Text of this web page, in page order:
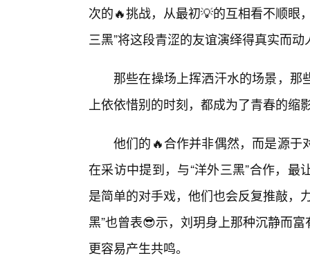
次的🔥挑战，从最初💡的互相看不顺眼
三黑”将这段青涩的友谊演绎得真实而动
那些在操场上挥洒汗水的场景，
上依依惜别的时刻，都成为了青春的缩
他们的🔥合作并非偶然，而是源于
在采访中提到，与“洋外三黑”合作，
是简单的对手戏，他们也会反复推敲，
黑”也曾表😎示，刘玥身上那种沉静而
更容易产生共鸣。